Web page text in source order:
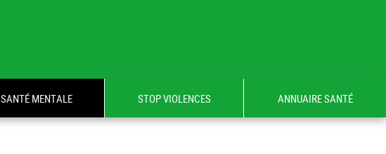
SANTÉ MENTALE STOP VIOLENCES ANNUAIRE SANTÉ